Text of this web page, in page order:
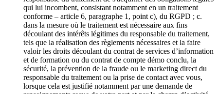
qui lui incombent, consistant notamment en un traitement
conforme – article 6, paragraphe 1, point c), du RGPD ; c.
dans la mesure où le traitement est nécessaire aux fins
découlant des intérêts légitimes du responsable du traitement,
tels que la réalisation des règlements nécessaires et la faire
valoir les droits découlant du contrat de services d’information
et de formation ou du contrat de compte démo conclu, la
sécurité, la prévention de la fraude ou le marketing direct du
responsable du traitement ou la prise de contact avec vous,
lorsque cela est justifié notamment par une demande de